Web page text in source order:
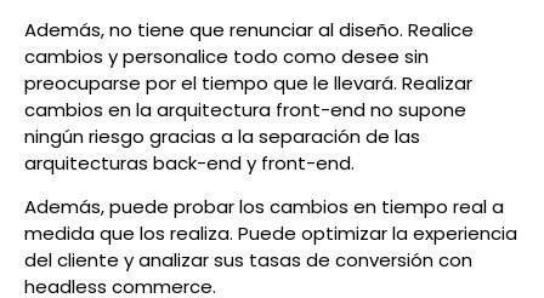
Además, no tiene que renunciar al diseño. Realice
cambios y personalice todo como desee sin
preocuparse por el tiempo que le llevará. Realizar
cambios en la arquitectura front-end no supone
ningún riesgo gracias a la separación de las
arquitecturas back-end y front-end.
Además, puede probar los cambios en tiempo real a
medida que los realiza. Puede optimizar la experiencia
del cliente y analizar sus tasas de conversión con
headless commerce.